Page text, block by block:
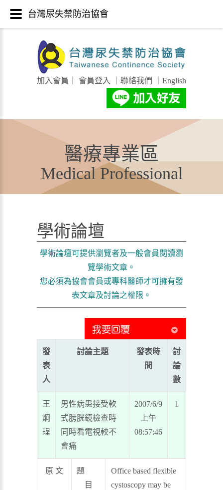
加入會員 會員登入 聯絡我們 English
醫療專業區
Medical Professional
學術論壇
學術論壇可提供瀏覽者及一般會員閱讀瀏
覽學術文章。
您必須為協會會員或專科醫師才可擁有發
表文章及討論之權限。
發
表
人
討論主題
發表時
間
討
論
數
王
炯
珵
男性病患接受軟
式膀胱鏡檢查時
同時看電視較不
會痛
2007/6/9
上午
08:57:46
1
原 文
題
目
Office based flexible
cystoscopy may be
台灣尿失禁防治協會